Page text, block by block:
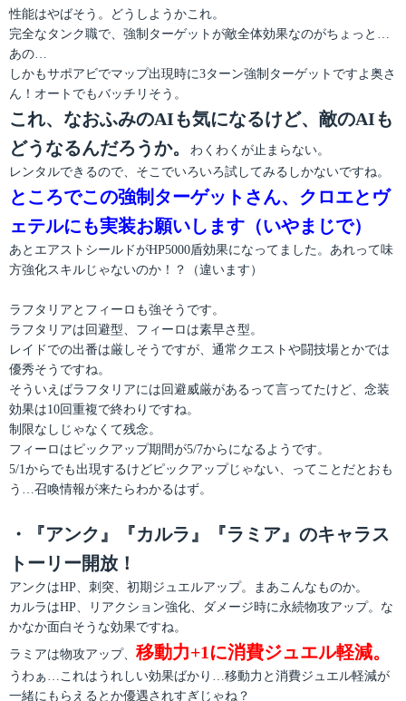
性能はやばそう。どうしようかこれ。
完全なタンク職で、強制ターゲットが敵全体効果なのがちょっと…
あの…
しかもサポアビでマップ出現時に3ターン強制ターゲットですよ奥さ
ん！オートでもバッチリそう。
これ、なおふみのAIも気になるけど、敵のAIも
どうなるんだろうか。
わくわくが止まらない。
レンタルできるので、そこでいろいろ試してみるしかないですね。
ところでこの強制ターゲットさん、クロエとヴ
ェテルにも実装お願いします（いやまじで）
あとエアストシールドがHP5000盾効果になってました。あれって味
方強化スキルじゃないのか！？（違います）
ラフタリアとフィーロも強そうです。
ラフタリアは回避型、フィーロは素早さ型。
レイドでの出番は厳しそうですが、通常クエストや闘技場とかでは
優秀そうですね。
そういえばラフタリアには回避威厳があるって言ってたけど、念装
効果は10回重複で終わりですね。
制限なしじゃなくて残念。
フィーロはピックアップ期間が5/7からになるようです。
5/1からでも出現するけどピックアップじゃない、ってことだとおも
う…召喚情報が来たらわかるはず。
・『アンク』『カルラ』『ラミア』のキャラス
トーリー開放！
アンクはHP、刺突、初期ジュエルアップ。まあこんなものか。
カルラはHP、リアクション強化、ダメージ時に永続物攻アップ。な
かなか面白そうな効果ですね。
ラミアは物攻アップ、 移動力+1に消費ジュエル軽減。
うわぁ…これはうれしい効果ばかり…移動力と消費ジュエル軽減が
一緒にもらえるとか優遇されすぎじゃね？